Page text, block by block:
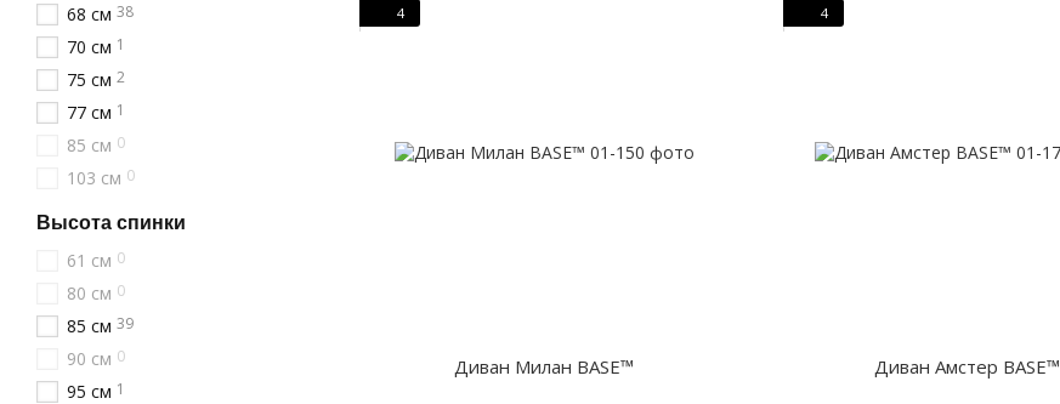
4
Диван Милан BASE™
4
Диван Амстер BASE™
68 см 38
70 см 1
75 см 2
77 см 1
85 см 0
103 см 0
Высота спинки
61 см 0
80 см 0
85 см 39
90 см 0
95 см 1